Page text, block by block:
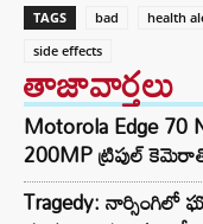
TAGS bad health
side effects
తాజావార్తలు
Motorola Edge
200MP ట్రిపుల్
Tragedy: నార్సింగిలో